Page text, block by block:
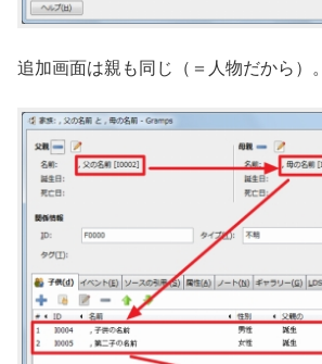
追加画面は親も同じ（＝人物だから）。